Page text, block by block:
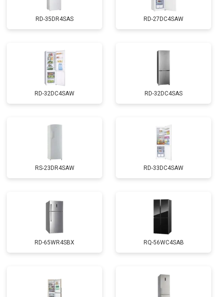
RD-35DR4SAS RD-27DC4SAW
RD-32DC4SAW RD-32DC4SAS
RS-23DR4SAW RD-33DC4SAW
RD-65WR4SBX RQ-56WC4SAB